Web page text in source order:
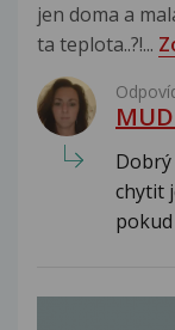
jen doma a
ta teplota..?!...
Dobrý
chytit
pokud